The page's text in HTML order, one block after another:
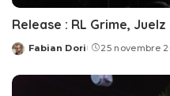
Release : RL Grime,
Posted
Fabian Dori 25 novembre